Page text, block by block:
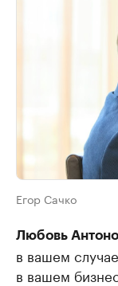
Егор Сачко
Любовь
в вашем
в вашем